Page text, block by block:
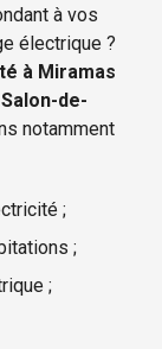
à vos
électrique ?
à Miramas
de-
notamment
;
;
;